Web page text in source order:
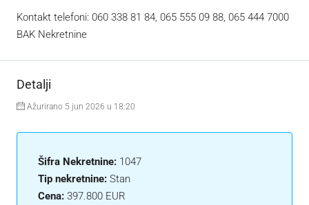
Kontakt telefoni: 060 338 81 84, 065 555 09 88, 065 444 7000
BAK Nekretnine
Detalji
Ažurirano 5 jun 2026 u 18:20
Šifra Nekretnine: 1047
Tip nekretnine: Stan
Cena: 397.800 EUR